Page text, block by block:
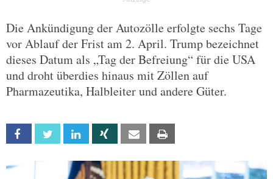
Die Ankündigung der Autozölle erfolgte sechs Tage
vor Ablauf der Frist am 2. April. Trump bezeichnet
dieses Datum als „Tag der Befreiung“ für die USA
und droht überdies hinaus mit Zöllen auf
Pharmazeutika, Halbleiter und andere Güter.
Facebook Twitter Linkedin Xing Email